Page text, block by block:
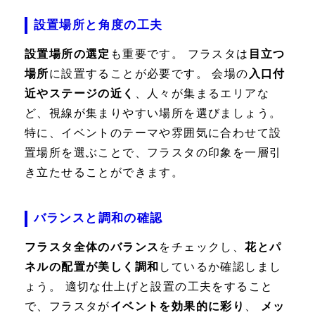
設置場所と角度の工夫
設置場所の選定 も重要です。 フラスタは 目立つ
場所に設置することが必要です。 会場の 入口付
近やステージの近く
、人々が集まるエリアな
ど、視線が集まりやすい場所を選びましょう。
特に、イベントのテーマや雰囲気に合わせて設
置場所を選ぶことで、フラスタの印象を一層引
き立たせることができます。
バランスと調和の確認
フラスタ全体のバランス をチェックし、花とパ
ネルの配置が美しく調和 しているか確認しまし
ょう。 適切な仕上げと設置の工夫をすること
で、フラスタがイベントを効果的に彩り
メッ